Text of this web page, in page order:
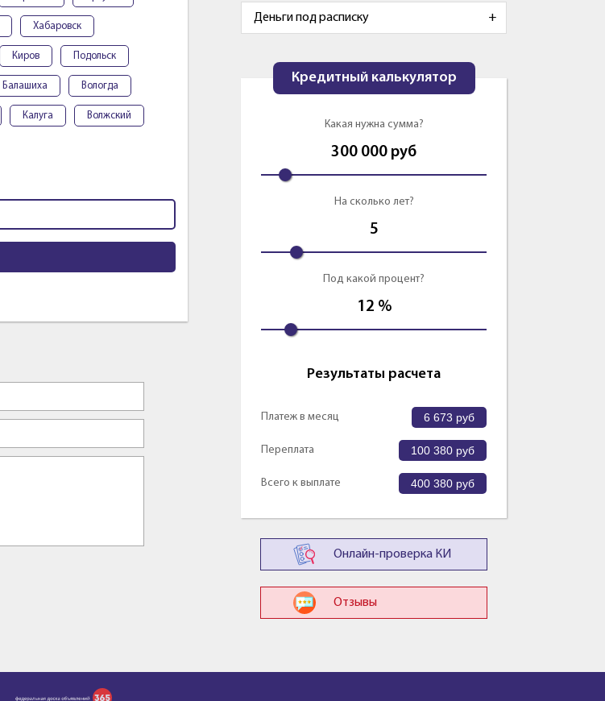
Хабаровск
Киров Подольск
Балашиха Вологда
Калуга Волжский
Деньги под расписку
Кредитный калькулятор
Какая нужна сумма?
300 000 руб
На сколько лет?
5
Под какой процент?
12 %
Результаты расчета
Платеж в месяц 6 673 руб
Переплата 100 380 руб
Всего к выплате 400 380 руб
Онлайн-проверка КИ
Отзывы